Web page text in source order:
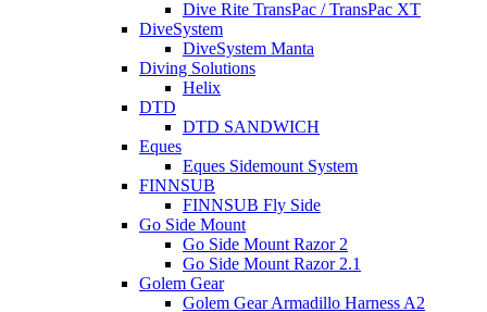
Dive Rite TransPac / TransPac XT
DiveSystem
DiveSystem Manta
Diving Solutions
Helix
DTD
DTD SANDWICH
Eques
Eques Sidemount System
FINNSUB
FINNSUB Fly Side
Go Side Mount
Go Side Mount Razor 2
Go Side Mount Razor 2.1
Golem Gear
Golem Gear Armadillo Harness A2